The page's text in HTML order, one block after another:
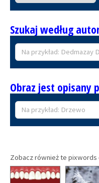
Szukaj według
Obraz jest opisany
Zobacz również te